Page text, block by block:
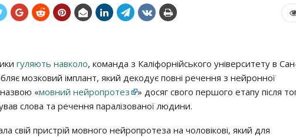
гуляють навколо, команда з Каліфорнійського університету в
мозковий імплант, який декодує повні речення з нейронної
назвою «мовний нейропротез
» досяг свого першого етапу після
слова та речення паралізованої людини.
свій пристрій мовного нейропротеза на чоловікові, який для